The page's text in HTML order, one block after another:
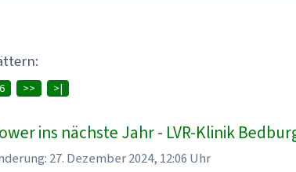
6 >> >|
ins nächste Jahr - LVR-Klinik
27. Dezember 2024, 12:06 Uhr